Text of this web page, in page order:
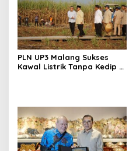
PLN UP3 Malang Sukses
Kawal Listrik Tanpa Kedip di